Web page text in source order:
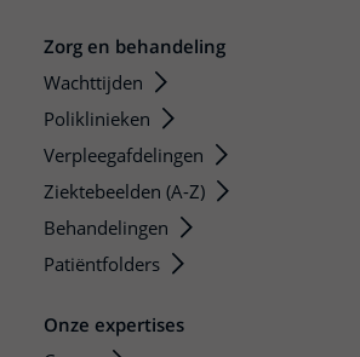
Zorg en behandeling
Wachttijden
Poliklinieken
Verpleegafdelingen
Ziektebeelden (A-Z)
Behandelingen
Patiëntfolders
Onze expertises